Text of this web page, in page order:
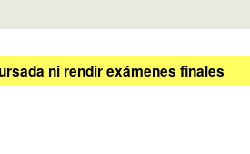
ni rendir exámenes finales